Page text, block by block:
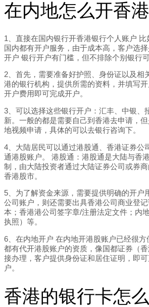
在内地怎么开香
1、直接在国内银行开香港银行个人账户
国内都有开户服务，由于成本高，客户选
开户 银行开户有门槛，但不排除个别银行
2、首先，需要准备好护照、身份证以及相
港的银行机构，提供所需的资料，并填写
开户费用即可完成开户。
3、可以选择这些银行开户：汇丰、中银、
新。一般的都是需要自己到香港去申请，
地视频申请，具体的可以去银行咨询下。
4、大陆居民可以通过港股通、香港证券公
通港股账户。 港股通：港股通是大陆与香
制，由大陆投资者通过大陆证券公司或券
香港股市。
5、为了解资金来源，需要提供明确的开户
公司账户，则还需要出具香港公司商业登
本；香港港公司签字章/注册法定文件；内
执照）等。
6、在内地开户 在内地开港股账户已经很
都有代开港股账户的资质，像国都证券（
接办理，客户提供身份证和居住证明，即
户。
香港的银行卡怎